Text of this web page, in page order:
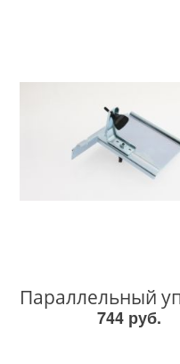
744 руб.